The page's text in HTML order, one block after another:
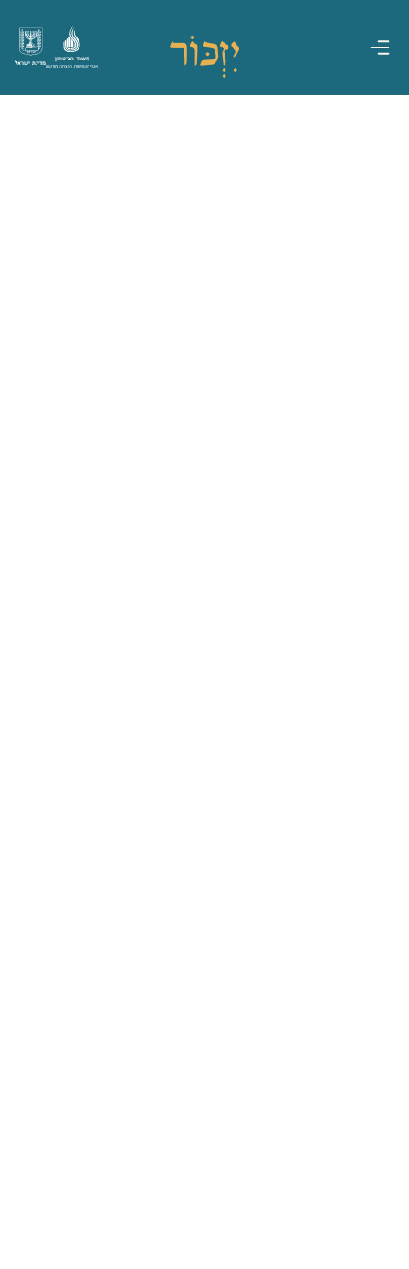
מדינת ישראל
משרד הביטחון
אגף משפחות, הנצחה ומורשת